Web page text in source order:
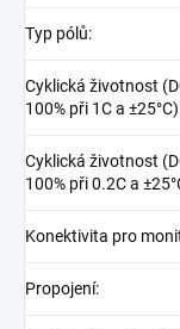
Typ pólů:
Cyklická životnost
100% při 1C a ±25°C)
Cyklická životnost
100% při 0.2C a
Konektivita pro
Propojení: